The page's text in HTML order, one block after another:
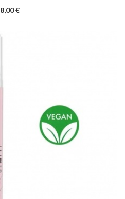
8,00 €